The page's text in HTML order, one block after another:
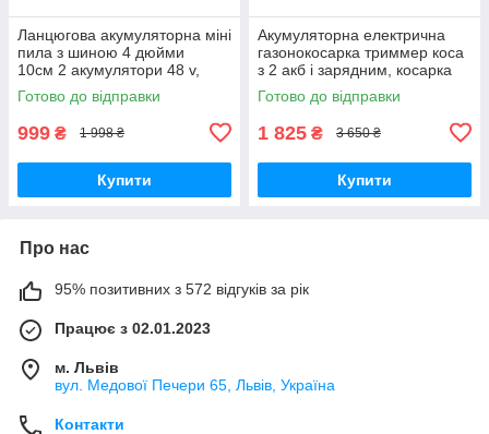
Ланцюгова акумуляторна міні
пила з шиною 4 дюйми
10см 2 акумулятори 48 v,
професійна електропила
для дачі, саду та обрізки
Готово до відправки
999 ₴ 1 998 ₴
Купити
Акумуляторна електрична
газонокосарка триммер коса
з 2 акб і зарядним, косарка
для трави, газону, кущів, саду
та дачі на колесах
Готово до відправки
1 825 ₴ 3 650 ₴
Купити
Про нас
95% позитивних з 572 відгуків за рік
Працює з 02.01.2023
м. Львів
вул. Медової Печери 65, Львів, Україна
Контакти